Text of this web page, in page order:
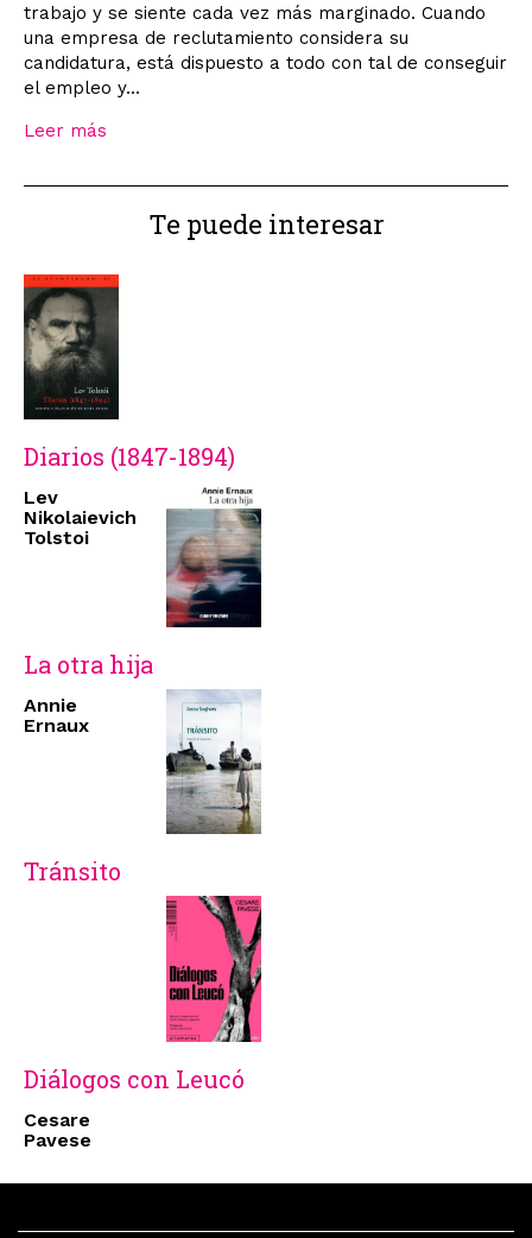
trabajo y se siente cada vez más marginado. Cuando
una empresa de reclutamiento considera su
candidatura, está dispuesto a todo con tal de conseguir
el empleo y...
Leer más
Te puede interesar
Diarios (1847-1894)
Lev
Nikolaievich
Tolstoi
La otra hija
Annie
Ernaux
Tránsito
Diálogos con Leucó
Cesare
Pavese